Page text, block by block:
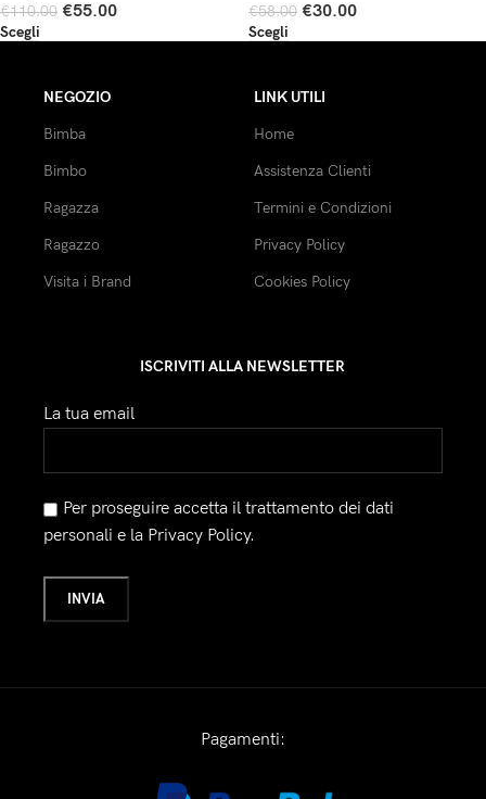
€110.00 €55.00
Scegli
€58.00 €30.00
Scegli
NEGOZIO
Bimba
Bimbo
Ragazza
Ragazzo
Visita i Brand
LINK UTILI
Home
Assistenza Clienti
Termini e Condizioni
Privacy Policy
Cookies Policy
ISCRIVITI ALLA NEWSLETTER
La tua email
Per proseguire accetta il trattamento dei dati
personali e la Privacy Policy.
Pagamenti: